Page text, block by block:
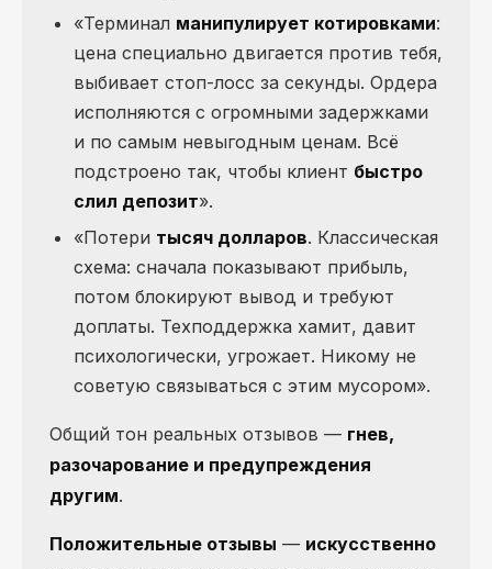
«Терминал манипулирует котировками:
цена специально двигается против тебя,
выбивает стоп-лосс за секунды. Ордера
исполняются с огромными задержками
и по самым невыгодным ценам. Всё
подстроено так, чтобы клиент быстро
слил депозит».
«Потери тысяч долларов. Классическая
схема: сначала показывают прибыль,
потом блокируют вывод и требуют
доплаты. Техподдержка хамит, давит
психологически, угрожает. Никому не
советую связываться с этим мусором».
Общий тон реальных отзывов — гнев,
разочарование и предупреждения
другим.
Положительные отзывы — искусственно